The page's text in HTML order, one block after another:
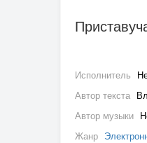
Исполнитель
Автор текста
Автор музыки
Жанр